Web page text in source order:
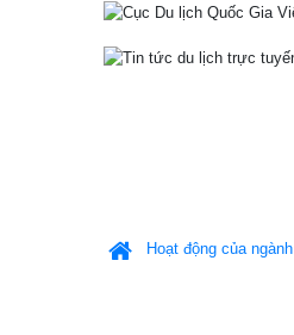
Hoạt động của ngành